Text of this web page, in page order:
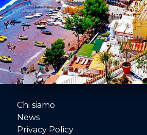
Chi siamo
News
Privacy Policy